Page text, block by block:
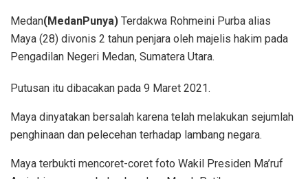
Medan(MedanPunya) Terdakwa Rohmeini Purba alias
Maya (28) divonis 2 tahun penjara oleh majelis hakim pada
Pengadilan Negeri Medan, Sumatera Utara.
Putusan itu dibacakan pada 9 Maret 2021.
Maya dinyatakan bersalah karena telah melakukan sejumlah
penghinaan dan pelecehan terhadap lambang negara.
Maya terbukti mencoret-coret foto Wakil Presiden Ma’ruf